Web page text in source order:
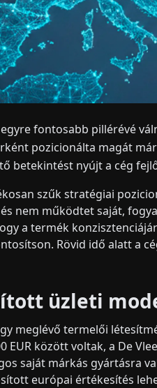
fontosabb pillérévé
pozicionálta magát
betekintést nyújt a cég
szűk stratégiai
nem működtet saját,
a termék
Rövid idő alatt a
üzleti
meglévő termelői
EUR között voltak, a De
saját márkás gyártásra
európai értékesítés